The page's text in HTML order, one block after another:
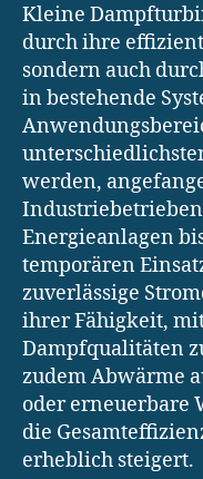
Kleine
durch ihre
sondern auch
in bestehende
werden,
Energieanlagen
temporären
zuverlässige
ihrer Fähigkeit,
Dampfqualitäten
zudem Abwärme
oder erneuerbare
die
erheblich steigert.